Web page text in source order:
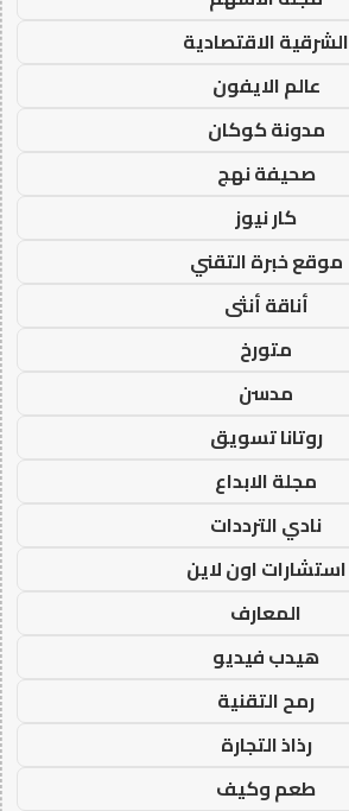
الشرقية الاقتصادية
عالم الايفون
مدونة كوكان
صحيفة نهج
كار نيوز
موقع خبرة التقني
أناقة أنثى
متورخ
مدسن
روتانا تسويق
مجلة الابداع
نادي الترددات
استشارات اون لاين
المعارف
هيدب فيديو
رمح التقنية
رذاذ التجارة
طعم وكيف